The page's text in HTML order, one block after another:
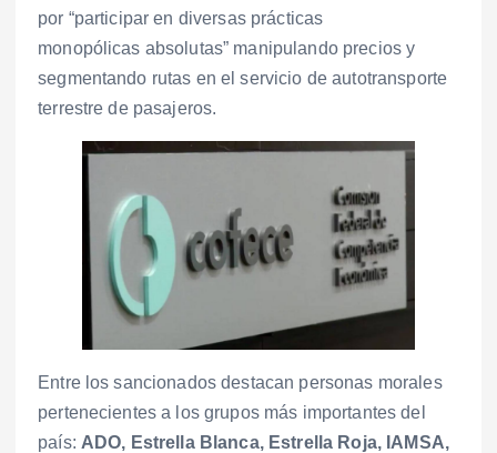
por “participar en diversas prácticas
monopólicas absolutas” manipulando precios y
segmentando rutas en el servicio de autotransporte
terrestre de pasajeros.
Entre los sancionados destacan personas morales
pertenecientes a los grupos más importantes del
país: ADO, Estrella Blanca, Estrella Roja, IAMSA,